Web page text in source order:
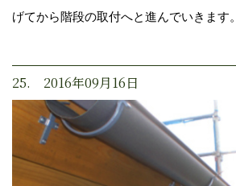
げてから階段の取付へと進んでいきます。
25. 2016年09月16日